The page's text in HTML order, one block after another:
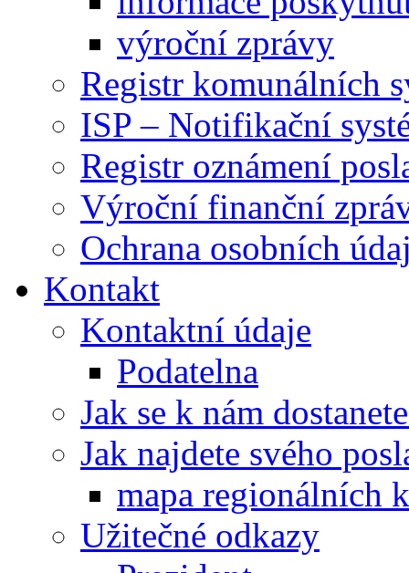
výroční zprávy
Registr komunálních
ISP – Notifikační
Registr oznámení
Výroční finanční
Ochrana osobních
Kontakt
Kontaktní údaje
Podatelna
Jak se k nám
Jak najdete svého
mapa regionálních
Užitečné odkazy